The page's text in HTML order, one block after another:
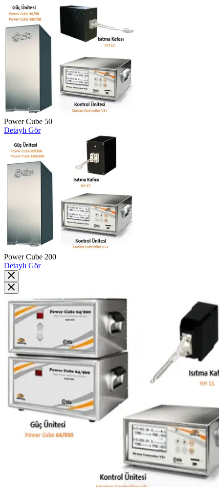
Power Cube 50
Detaylı Gör
Power Cube 200
Detaylı Gör